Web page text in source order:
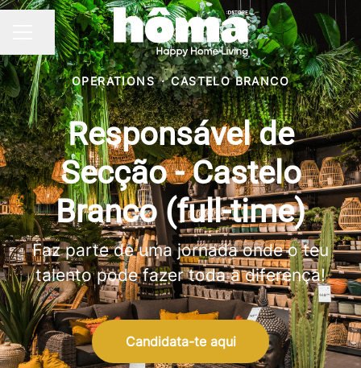
MENU DE CARREIRAS
Partilhar página
OPERATIONS · CASTELO BRANCO
Responsável de
Secção - Castelo
Branco (full-time)
Faz parte de uma jornada onde o teu
talento pode fazer toda a diferença!
Candidata-te aqui